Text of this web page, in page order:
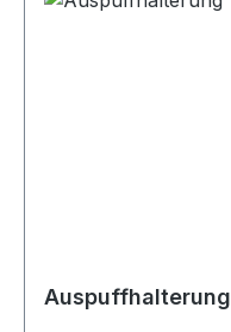
Auspuffhalterung